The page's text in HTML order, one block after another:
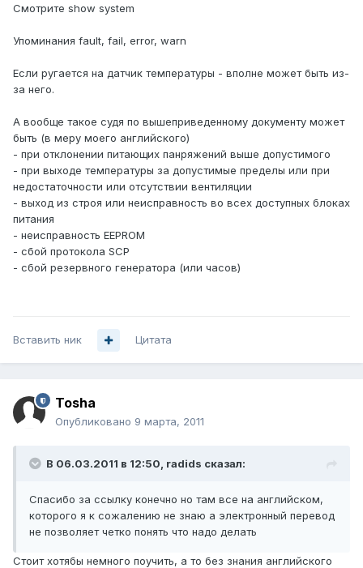
Смотрите show system
Упоминания fault, fail, error, warn
Если ругается на датчик температуры - вполне может быть из-
за него.
А вообще такое судя по вышеприведенному документу может
быть (в меру моего английского)
- при отклонении питающих панряжений выше допустимого
- при выходе температуры за допустимые пределы или при
недостаточности или отсутствии вентиляции
- выход из строя или неисправность во всех доступных блоках
питания
- неисправность EEPROM
- сбой протокола SCP
- сбой резервного генератора (или часов)
Вставить ник Цитата
Tosha
Опубликовано 9 марта, 2011
В 06.03.2011 в 12:50, radids сказал:
Спасибо за ссылку конечно но там все на английском,
которого я к сожалению не знаю а электронный перевод
не позволяет четко понять что надо делать
Стоит хотябы немного поучить, а то без знания английского